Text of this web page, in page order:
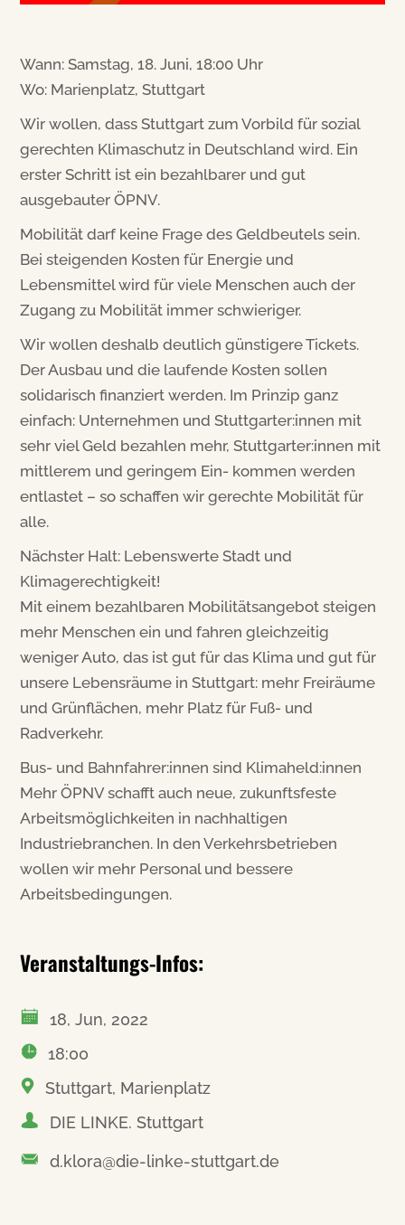
Wann: Samstag, 18. Juni, 18:00 Uhr
Wo: Marienplatz, Stuttgart
Wir wollen, dass Stuttgart zum Vorbild für sozial
gerechten Klimaschutz in Deutschland wird. Ein
erster Schritt ist ein bezahlbarer und gut
ausgebauter ÖPNV.
Mobilität darf keine Frage des Geldbeutels sein.
Bei steigenden Kosten für Energie und
Lebensmittel wird für viele Menschen auch der
Zugang zu Mobilität immer schwieriger.
Wir wollen deshalb deutlich günstigere Tickets.
Der Ausbau und die laufende Kosten sollen
solidarisch finanziert werden. Im Prinzip ganz
einfach: Unternehmen und Stuttgarter:innen mit
sehr viel Geld bezahlen mehr, Stuttgarter:innen mit
mittlerem und geringem Ein- kommen werden
entlastet – so schaffen wir gerechte Mobilität für
alle.
Nächster Halt: Lebenswerte Stadt und
Klimagerechtigkeit!
Mit einem bezahlbaren Mobilitätsangebot steigen
mehr Menschen ein und fahren gleichzeitig
weniger Auto, das ist gut für das Klima und gut für
unsere Lebensräume in Stuttgart: mehr Freiräume
und Grünflächen, mehr Platz für Fuß- und
Radverkehr.
Bus- und Bahnfahrer:innen sind Klimaheld:innen
Mehr ÖPNV schafft auch neue, zukunftsfeste
Arbeitsmöglichkeiten in nachhaltigen
Industriebranchen. In den Verkehrsbetrieben
wollen wir mehr Personal und bessere
Arbeitsbedingungen.
Veranstaltungs-Infos:
18, Jun, 2022
18:00
Stuttgart, Marienplatz
DIE LINKE. Stuttgart
d.klora@die-linke-stuttgart.de